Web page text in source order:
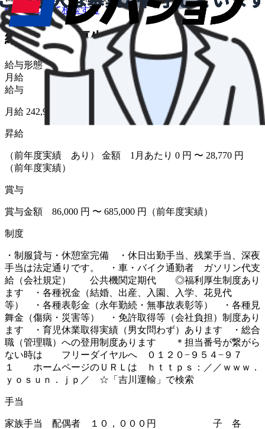
転職について相談する
給与・福利厚生
給与形態
月給
給与
月給 242,968円〜248,331円
昇給
（前年度実績 あり） 金額 1月あたり 0 円 〜 28,770 円
（前年度実績）
賞与
賞与金額 86,000 円 〜 685,000 円（前年度実績）
制度
・制服貸与・休憩室完備 ・休日出勤手当、残業手当、深夜
手当は法定通りです。 ・車・バイク通勤者 ガソリン代支
給（会社規定） 公共機関定期代 ◎福利厚生制度あり
ます ・各種祝金（結婚、出産、入園、入学、花見代
等） ・各種表彰金（永年勤続・無事故表彰等） ・各種見
舞金（傷病・災害等） ・免許取得等（会社負担）制度あり
ます ・育児休業取得実績（男女問わず）あります ・総合
職（管理職）への登用制度あります ＊担当番号が繋がら
ない時は フリーダイヤルへ ０１２０−９５４−９７
１ ホームページのＵＲＬは ｈｔｔｐｓ：／／ｗｗｗ．
ｙｏｓｕｎ．ｊｐ／ ☆「吉川運輸」で検索
手当
家族手当 配偶者 １０，０００円 子 各